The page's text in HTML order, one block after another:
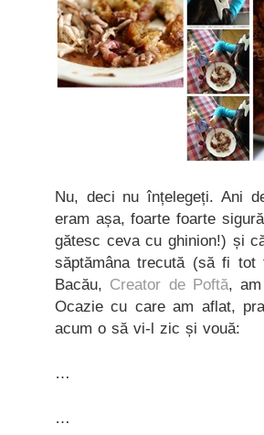
Nu, deci nu înțelegeți. Ani
eram așa, foarte foarte
gătesc ceva cu ghinion!) și
săptămâna trecută (să fi
Bacău, Creator de Poftă,
Ocazie cu care am aflat,
acum o să vi-l zic și vouă:
…
…